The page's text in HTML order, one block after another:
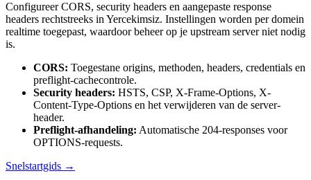
Configureer CORS, security headers en aangepaste response
headers rechtstreeks in Yercekimsiz. Instellingen worden per domein
realtime toegepast, waardoor beheer op je upstream server niet nodig
is.
CORS: Toegestane origins, methoden, headers, credentials en
preflight-cachecontrole.
Security headers: HSTS, CSP, X-Frame-Options, X-
Content-Type-Options en het verwijderen van de server-
header.
Preflight-afhandeling: Automatische 204-responses voor
OPTIONS-requests.
Snelstartgids →